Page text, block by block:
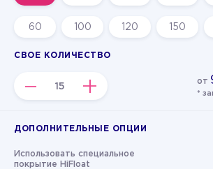
60 100 120 150
СВОЕ КОЛИЧЕСТВО
– + от
*
ДОПОЛНИТЕЛЬНЫЕ ОПЦИИ
Использовать специальное
покрытие HiFloat